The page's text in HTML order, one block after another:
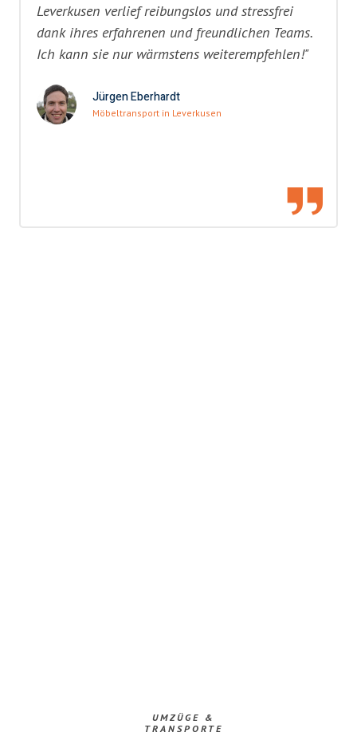
Leverkusen verlief reibungslos und stressfrei
dank ihres erfahrenen und freundlichen Teams.
Ich kann sie nur wärmstens weiterempfehlen!"
Jürgen Eberhardt
Möbeltransport in Leverkusen
UMZÜGE &
TRANSPORTE